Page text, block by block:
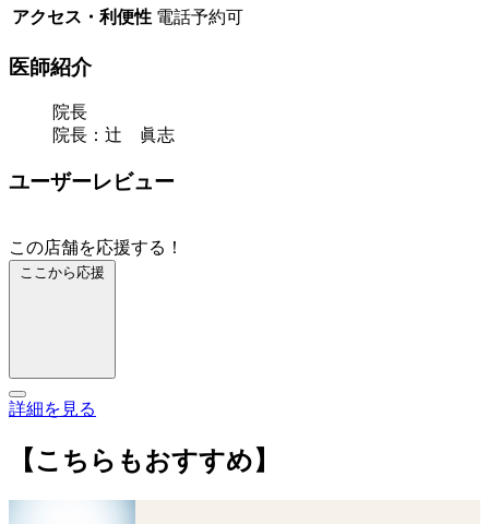
アクセス・利便性 電話予約可
医師紹介
院長
院長：辻 眞志
ユーザーレビュー
この店舗を応援する！
ここから応援
詳細を見る
【こちらもおすすめ】